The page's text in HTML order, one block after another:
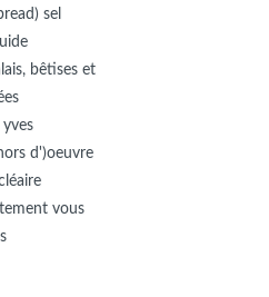
sel
bêtises et
d')oeuvre
vous